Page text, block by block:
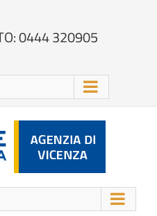
0444 320905